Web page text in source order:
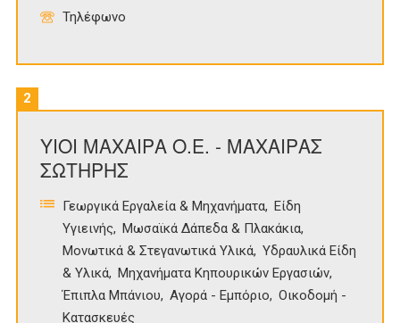
Τηλέφωνο
2
ΥΙΟΙ ΜΑΧΑΙΡΑ Ο.Ε. - ΜΑΧΑΙΡΑΣ
ΣΩΤΗΡΗΣ
Γεωργικά Εργαλεία & Μηχανήματα
Είδη
Υγιεινής
Μωσαϊκά Δάπεδα & Πλακάκια
Μονωτικά & Στεγανωτικά Υλικά Υδραυλικά Είδη
& Υλικά
Μηχανήματα Κηπουρικών Εργασιών
Έπιπλα Μπάνιου
Αγορά - Εμπόριο
Οικοδομή -
Κατασκευές